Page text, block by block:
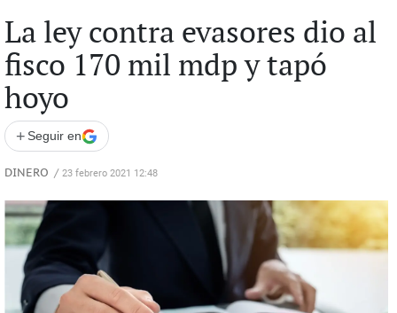
La ley contra evasores dio al
fisco 170 mil mdp y tapó
hoyo
+ Seguir en
DINERO / 23 febrero 2021 12:48